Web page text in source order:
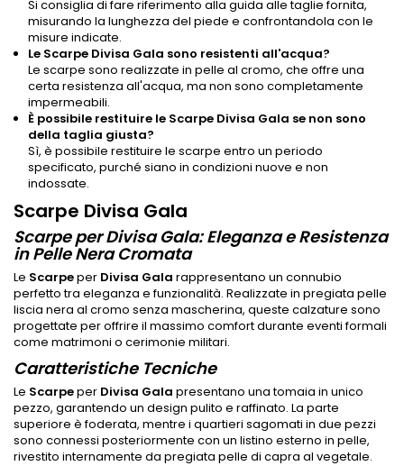
Si consiglia di fare riferimento alla guida alle taglie fornita,
misurando la lunghezza del piede e confrontandola con le
misure indicate.
Le Scarpe Divisa Gala sono resistenti all'acqua?
Le scarpe sono realizzate in pelle al cromo, che offre una
certa resistenza all'acqua, ma non sono completamente
impermeabili.
È possibile restituire le Scarpe Divisa Gala se non sono
della taglia giusta?
Sì, è possibile restituire le scarpe entro un periodo
specificato, purché siano in condizioni nuove e non
indossate.
Scarpe Divisa Gala
Scarpe per Divisa Gala: Eleganza e Resistenza
in Pelle Nera Cromata
Le Scarpeper Divisa Gala rappresentano un connubio
perfetto tra eleganza e funzionalità. Realizzate in pregiata pelle
liscia nera al cromo senza mascherina, queste calzature sono
progettate per offrire il massimo comfort durante eventi formali
come matrimoni o cerimonie militari.
Caratteristiche Tecniche
Le Scarpeper Divisa Gala presentano una tomaia in unico
pezzo, garantendo un design pulito e raffinato. La parte
superiore è foderata, mentre i quartieri sagomati in due pezzi
sono connessi posteriormente con un listino esterno in pelle,
rivestito internamente da pregiata pelle di capra al vegetale.